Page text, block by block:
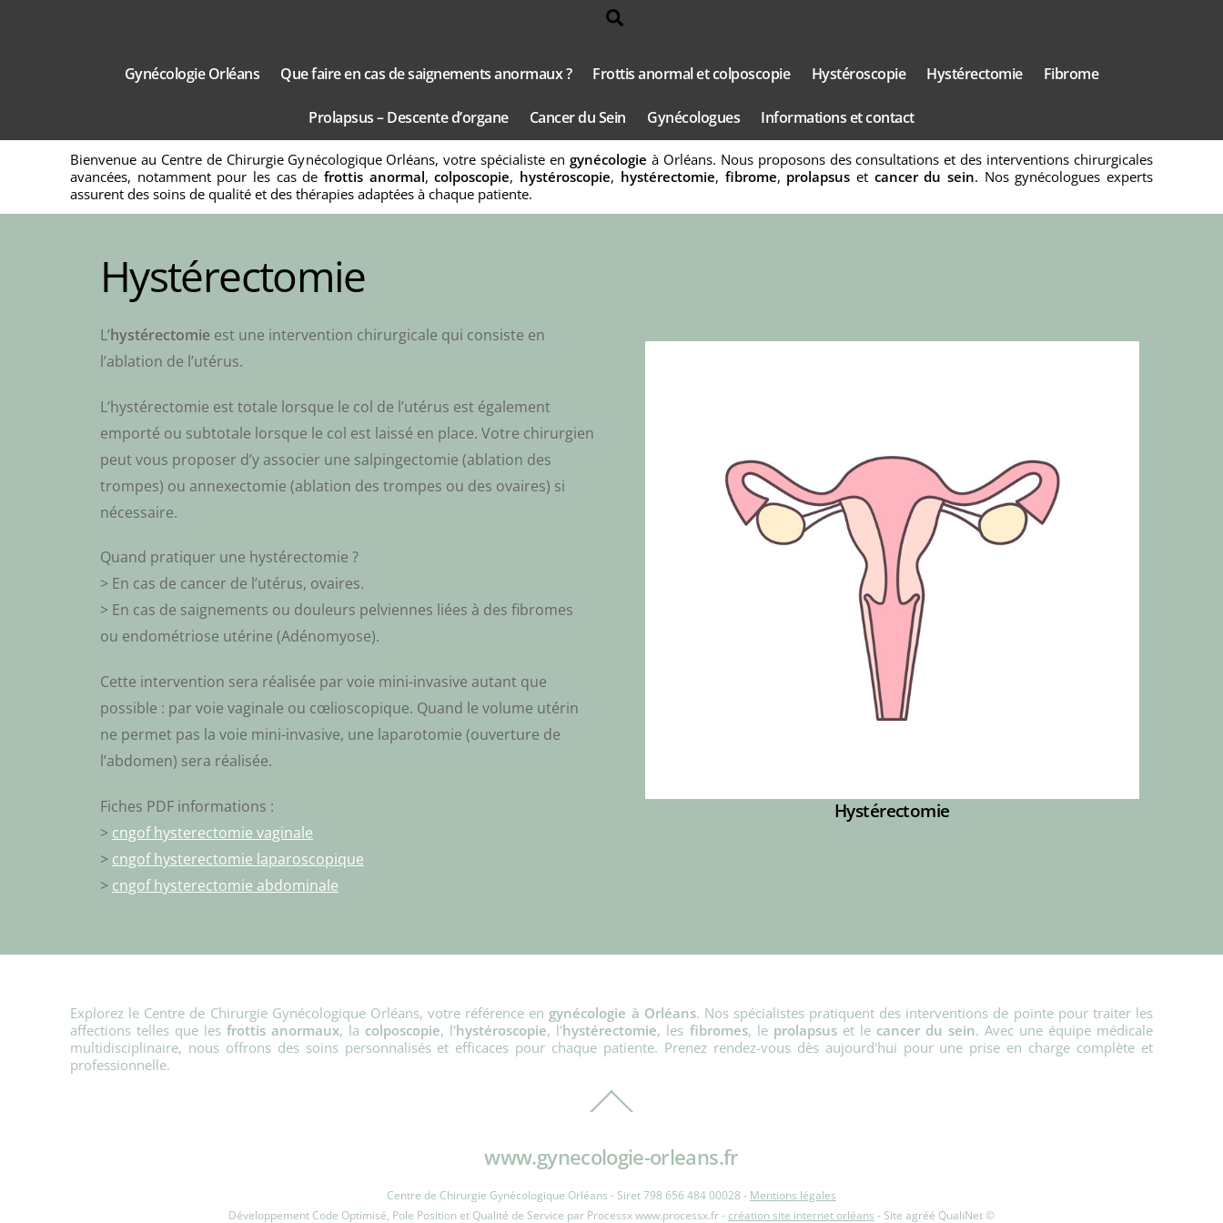
Gynécologie Orléans Que faire en cas de saignements anormaux ? Frottis anormal et colposcopie Hystéroscopie Hystérectomie Fibrome
Prolapsus – Descente d’organe Cancer du Sein Gynécologues Informations et contact
Bienvenue au Centre de Chirurgie Gynécologique Orléans, votre spécialiste en gynécologie à Orléans. Nous proposons des consultations et des interventions chirurgicales
avancées, notamment pour les cas defrottis anormal,colposcopie, hystéroscopie, hystérectomie, fibrome, prolapsus et cancer du sein. Nos gynécologues experts
assurent des soins de qualité et des thérapies adaptées à chaque patiente.
Hystérectomie
L’hystérectomieest une intervention chirurgicale qui consiste en
l’ablation de l’utérus.
L’hystérectomie est totale lorsque le col de l’utérus est également
emporté ou subtotale lorsque le col est laissé en place. Votre chirurgien
peut vous proposer d’y associer une salpingectomie (ablation des
trompes) ou annexectomie (ablation des trompes ou des ovaires) si
nécessaire.
Quand pratiquer une hystérectomie ?
> En cas de cancer de l’utérus, ovaires.
> En cas de saignements ou douleurs pelviennes liées à des fibromes
ou endométriose utérine (Adénomyose).
Cette intervention sera réalisée par voie mini-invasive autant que
possible : par voie vaginale ou cœlioscopique. Quand le volume utérin
ne permet pas la voie mini-invasive, une laparotomie (ouverture de
l’abdomen) sera réalisée.
Fiches PDF informations :
> cngof hysterectomie vaginale
> cngof hysterectomie laparoscopique
> cngof hysterectomie abdominale
Hystérectomie
Explorez le Centre de Chirurgie Gynécologique Orléans, votre référence en gynécologie à Orléans. Nos spécialistes pratiquent des interventions de pointe pour traiter les
affections telles que lesfrottis anormaux, la colposcopie, l'hystéroscopie, l'hystérectomie, les fibromes, le prolapsuset le cancer du sein. Avec une équipe médicale
multidisciplinaire, nous offrons des soins personnalisés et efficaces pour chaque patiente. Prenez rendez-vous dès aujourd'hui pour une prise en charge complète et
professionnelle.
To
www.gynecologie-orleans.fr
Centre de Chirurgie Gynécologique Orléans - Siret 798 656 484 00028 - Mentions légales
Développement Code Optimisé, Pole Position et Qualité de Service par Processx www.processx.fr -création site internet orléans - Site agréé QualiNet ©